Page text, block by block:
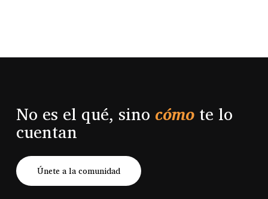
No es el qué, sino cómo te lo
cuentan
Únete a la comunidad